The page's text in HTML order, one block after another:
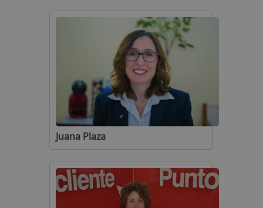
Juana Plaza